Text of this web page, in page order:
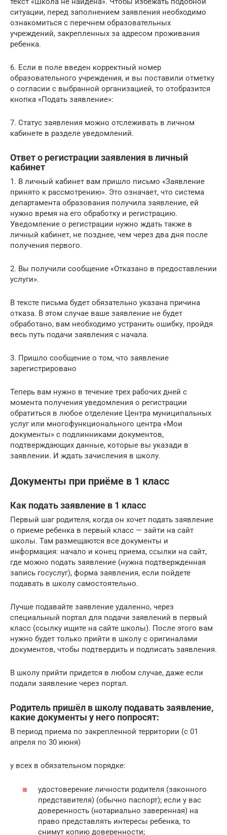
ситуации, перед заполнением заявления необходимо
ознакомиться с перечнем образовательных
учреждений, закрепленных за адресом проживания
ребенка.
6. Если в поле введен корректный номер
образовательного учреждения, и вы поставили отметку
о согласии с выбранной организацией, то отобразится
кнопка «Подать заявление»:
7. Статус заявления можно отслеживать в личном
кабинете в разделе уведомлений.
Ответ о регистрации заявления в личный
кабинет
1. В личный кабинет вам пришло письмо «Заявление
принято к рассмотрению». Это означает, что система
департамента образования получила заявление, ей
нужно время на его обработку и регистрацию.
Уведомление о регистрации нужно ждать также в
личный кабинет, не позднее, чем через два дня после
получения первого.
2. Вы получили сообщение «Отказано в предоставлении
услуги».
В тексте письма будет обязательно указана причина
отказа. В этом случае ваше заявление не будет
обработано, вам необходимо устранить ошибку, пройдя
весь путь подачи заявления с начала.
3. Пришло сообщение о том, что заявление
зарегистрировано
Теперь вам нужно в течение трех рабочих дней с
момента получения уведомления о регистрации
обратиться в любое отделение Центра муниципальных
услуг или многофункционального центра «Мои
документы» с подлинниками документов,
подтверждающих данные, которые вы указади в
заявлении. И ждать зачисления в школу.
Документы при приёме в 1 класс
Как подать заявление в 1 класс
Первый шаг родителя, когда он хочет подать заявление
о приеме ребенка в первый класс — зайти на сайт
школы. Там размещаются все документы и
информация: начало и конец приема, ссылки на сайт,
где можно подать заявление (нужна подтвержденная
запись госуслуг), форма заявления, если пойдете
подавать в школу самостоятельно.
Лучше подавайте заявление удаленно, через
специальный портал для подачи заявлений в первый
класс (ссылку ищите на сайте школы). После этого вам
нужно будет только прийти в школу с оригиналами
документов, чтобы подтвердить и подписать заявления.
В школу прийти придется в любом случае, даже если
подали заявление через портал.
Родитель пришёл в школу подавать заявление,
какие документы у него попросят:
В период приема по закрепленной территории (с 01
апреля по 30 июня)
у всех в обязательном порядке:
удостоверение личности родителя (законного
представителя) (обычно паспорт); если у вас
доверенность (нотариально заверенная) на
право представлять интересы ребенка, то
снимут копию доверенности;